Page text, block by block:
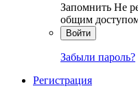
Запомнить Не
общим
Войти
Забыли пароль?
Регистрация